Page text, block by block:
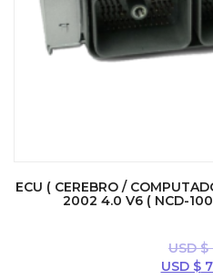
ECU ( CEREBRO /
2002 4.0 V6 ( NCD-
USD $
El
USD $